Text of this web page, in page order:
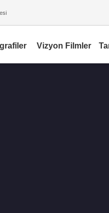
Vizyon Filmler